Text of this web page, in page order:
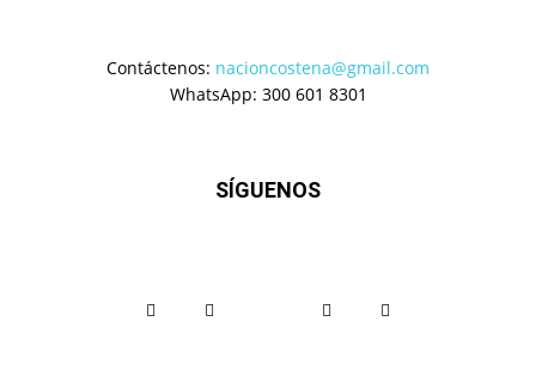
Contáctenos: nacioncostena@gmail.com
WhatsApp: 300 601 8301
SÍGUENOS